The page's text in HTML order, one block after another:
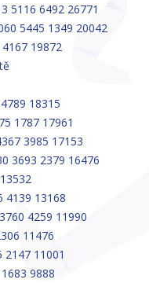
5116 6492 26771
5445 1349 20042
4167 19872
18315
1787 17961
3985 17153
3693 2379 16476
4139 13168
4259 11990
11476
2147 11001
9888